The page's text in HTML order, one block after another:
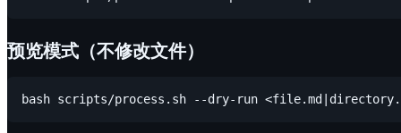
预览模式（不修改文件）